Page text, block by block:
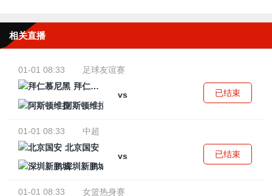
相关直播
01-01 08:33
足球友谊赛
拜仁慕尼黑
vs
阿斯顿维拉
已结束
01-01 08:33
中超
北京国安
vs
深圳新鹏城
已结束
01-01 08:33
女篮热身赛